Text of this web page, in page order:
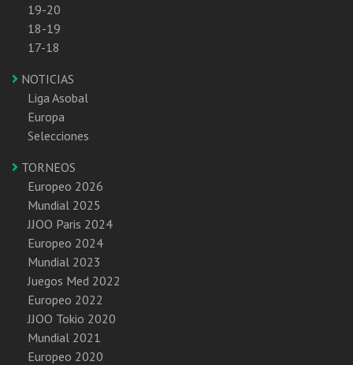
19-20
18-19
17-18
NOTICIAS
Liga Asobal
Europa
Selecciones
TORNEOS
Europeo 2026
Mundial 2025
JJOO Paris 2024
Europeo 2024
Mundial 2023
Juegos Med 2022
Europeo 2022
JJOO Tokio 2020
Mundial 2021
Europeo 2020